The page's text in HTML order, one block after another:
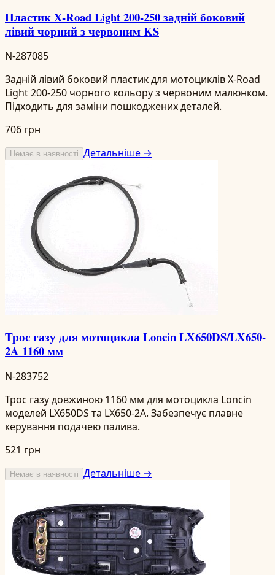
Пластик X-Road Light 200-250 задній боковий
лівий чорний з червоним KS
N-287085
Задній лівий боковий пластик для мотоциклів X-Road
Light 200-250 чорного кольору з червоним малюнком.
Підходить для заміни пошкоджених деталей.
706 грн
Немає в наявності Детальніше →
Трос газу для мотоцикла Loncin LX650DS/LX650-
2A 1160 мм
N-283752
Трос газу довжиною 1160 мм для мотоцикла Loncin
моделей LX650DS та LX650-2A. Забезпечує плавне
керування подачею палива.
521 грн
Немає в наявності Детальніше →